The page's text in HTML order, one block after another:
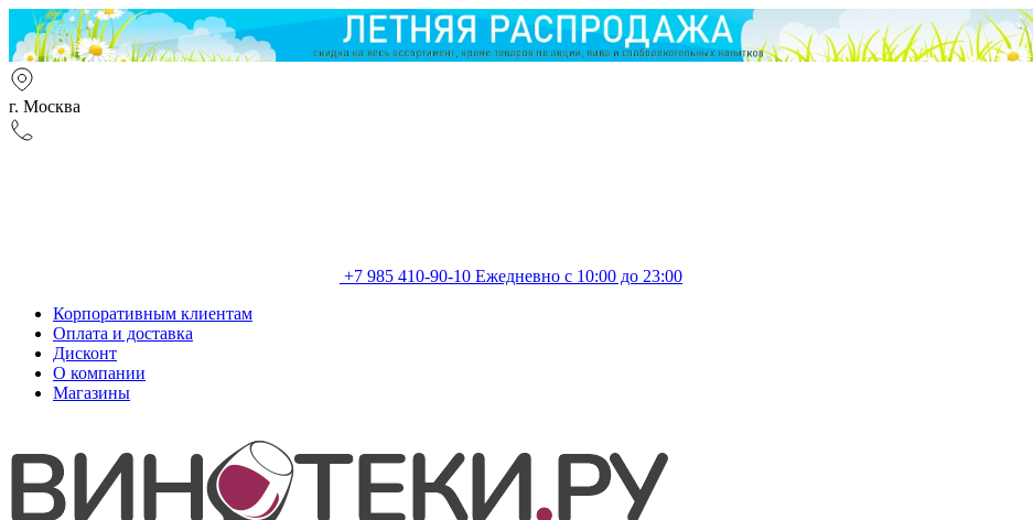
г. Москва
+7 985 410-90-10 Ежедневно с 10:00 до 23:00
Корпоративным клиентам
Оплата и доставка
Дисконт
О компании
Магазины